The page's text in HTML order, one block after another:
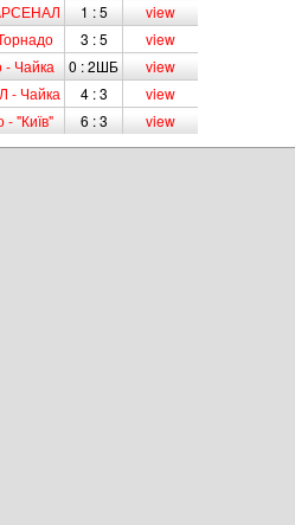
1 : 5
view
3 : 5
view
- Чайка 0 : 2ШБ
view
- Чайка 4 : 3
view
- "Київ" 6 : 3 view